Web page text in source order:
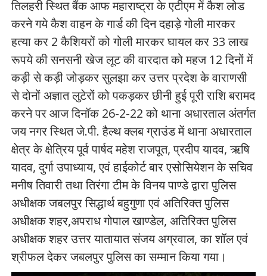
तिलहरी स्थित बैंक आफ महाराष्ट्रा के एटीएम में कैश लोड
करने गये कैश वाहन के गार्ड की दिन दहाड़े गोली मारकर
हत्या कर 2 कैशियरों को गोली मारकर घायल कर 33 लाख
रूपये की सनसनी खेज लूट की वारदात को महज 12 दिनों में
कड़ी से कड़ी जोड़कर सुलझा कर उत्तर प्रदेश के वाराणसी
से दोनों अज्ञात लुटेरों को पकड़कर छीनी हुई पूरी राशि बरामद
करने पर आज दिनॉक 26-2-22 को थाना अधारताल अंतर्गत
जय नगर स्थित जे.पी. हैल्थ क्लब ग्राउंड में थाना अधारताल
क्षेत्र के क्षेत्रिय पूर्व पार्षद महेश राजपूत, प्रदीप यादव, ऋषि
यादव, दुर्गा उपाध्याय, एवं हाईकोर्ट बार एसोसियेशन के सचिव
मनीष तिवारी तथा तिरंगा टीम के विनय पाण्डे द्वारा पुलिस
अधीक्षक जबलपुर सिद्धार्थ बहुगुणा एवं अतिरिक्त पुलिस
अधीक्षक शहर,अपराध गोपाल खाण्डेल, अतिरिक्त पुलिस
अधीक्षक शहर उत्तर यातायात संजय अग्रवाल, का शॉल एवं
श्रीफल देकर जबलपुर पुलिस का सम्मान किया गया।